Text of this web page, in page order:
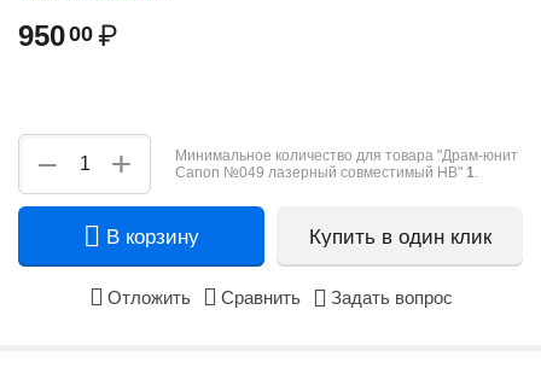
95000 ₽
+
−
Минимальное количество для товара "Драм-юнит
Canon №049 лазерный совместимый HB" 1.
В корзину Купить в один клик
Отложить Сравнить Задать вопрос